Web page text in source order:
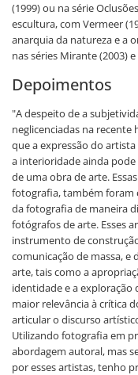
(1999) ou na série
escultura, com Vermeer
anarquia da natureza e a
nas séries Mirante (2003)
Depoimentos
"A despeito de a
neglicenciadas na
que a expressão do
a interioridade ainda
de uma obra de arte.
fotografia, também foram
da fotografia de maneira
fotógrafos de arte. Esses
instrumento de
comunicação de massa, e
arte, tais como a
identidade e a exploração
maior relevância à crítica
articular o discurso
Utilizando fotografia em
abordagem autoral, mas
por esses artistas, tenho